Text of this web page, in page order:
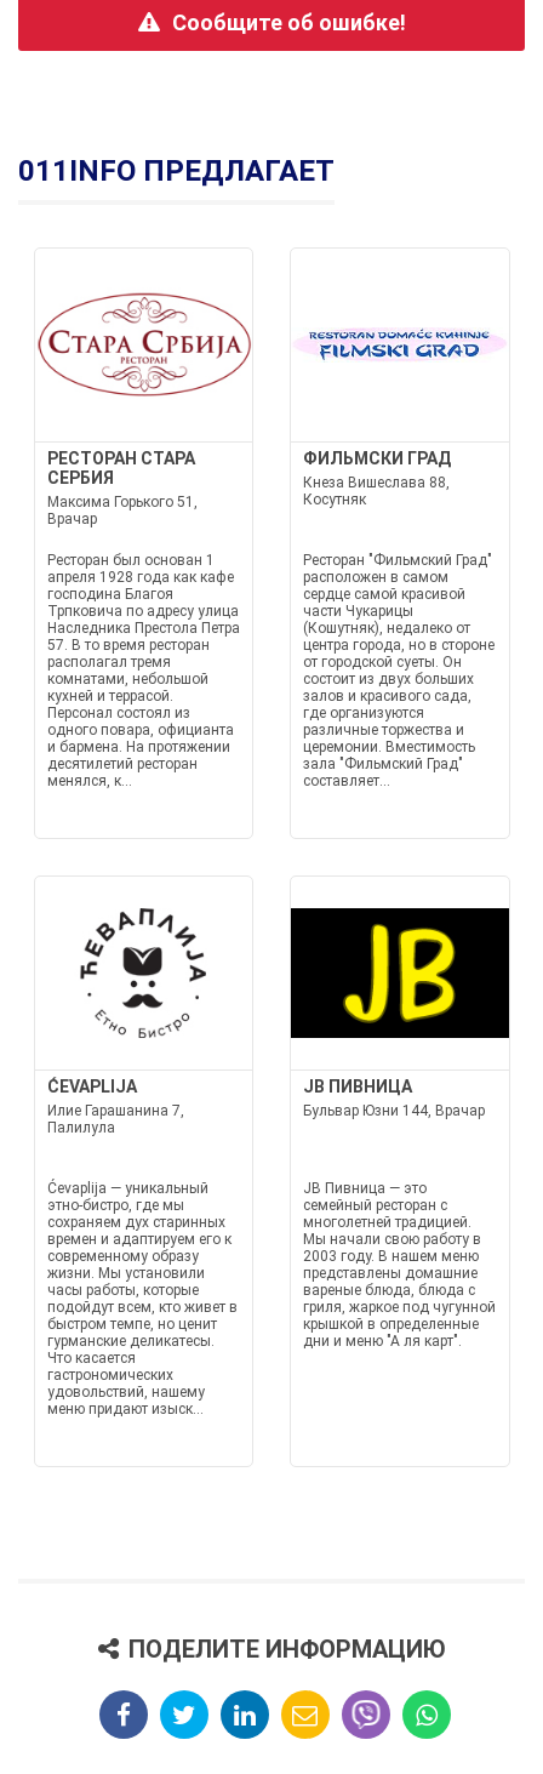
Сообщите об ошибке!
011INFO ПРЕДЛАГАЕТ
РЕСТОРАН СТАРА
СЕРБИЯ
Максима Горького 51,
Врачар
Ресторан был основан 1
апреля 1928 года как кафе
господина Благоя
Трпковича по адресу улица
Наследника Престола Петра
57. В то время ресторан
располагал тремя
комнатами, небольшой
кухней и террасой.
Персонал состоял из
одного повара, официанта
и бармена. На протяжении
десятилетий ресторан
менялся, к...
ФИЛЬМСКИ ГРАД
Кнеза Вишеслава 88,
Косутняк
Ресторан "Фильмский Град"
расположен в самом
сердце самой красивой
части Чукарицы
(Кошутняк), недалеко от
центра города, но в стороне
от городской суеты. Он
состоит из двух больших
залов и красивого сада,
где организуются
различные торжества и
церемонии. Вместимость
зала "Фильмский Град"
составляет...
ĆEVAPLIJA
Илие Гарашанина 7,
Палилула
Ćevaplija — уникальный
этно-бистро, где мы
сохраняем дух старинных
времен и адаптируем его к
современному образу
жизни. Мы установили
часы работы, которые
подойдут всем, кто живет в
быстром темпе, но ценит
гурманские деликатесы.
Что касается
гастрономических
удовольствий, нашему
меню придают изыск...
JB ПИВНИЦА
Бульвар Юзни 144, Врачар
JB Пивница — это
семейный ресторан с
многолетней традицией.
Мы начали свою работу в
2003 году. В нашем меню
представлены домашние
вареные блюда, блюда с
гриля, жаркое под чугунной
крышкой в определенные
дни и меню "А ля карт".
ПОДЕЛИТЕ ИНФОРМАЦИЮ